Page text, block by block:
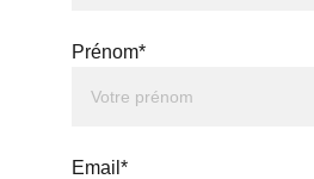
Prénom*
Email*